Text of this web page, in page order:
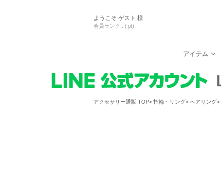
ようこそ ゲスト 様
会員ランク : ( pt)
アイテム
アクセサリー通販 TOP 指輪・リング ペアリング